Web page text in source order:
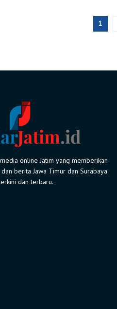
1
online Jatim yang memberikan
berita Jawa Timur dan Surabaya
dan terbaru.